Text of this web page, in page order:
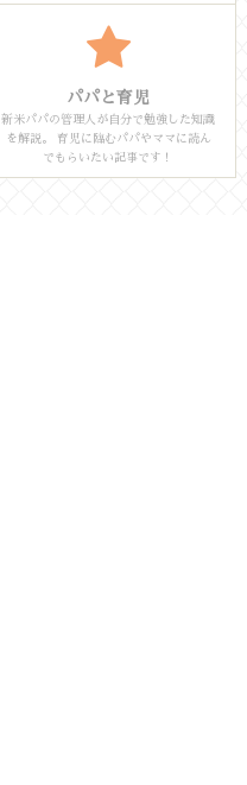
パパと育児
新米パパの管理人が自分で勉強した知識
を解説。 育児に臨むパパやママに読ん
でもらいたい記事です！